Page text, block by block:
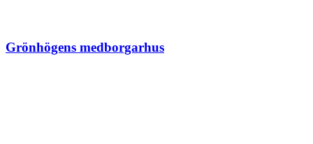
Grönhögens medborgarhus